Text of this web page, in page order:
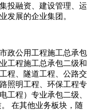
投融资、建设管理、运
发展的企业集团。
政公用工程施工总承包
工程施工总承包二级和
程、隧道工程、公路交
照明工程、环保工程专
工程）专业承包二级、
在其他业务板块，随